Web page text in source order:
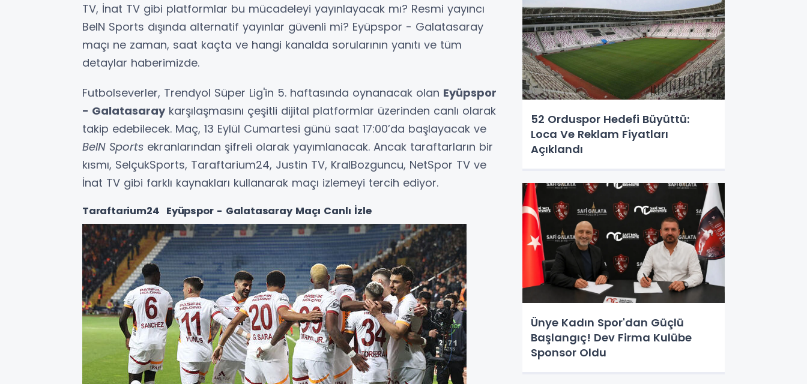
TV, İnat TV gibi platformlar bu mücadeleyi yayınlayacak mı? Resmi yayıncı
BeIN Sports dışında alternatif yayınlar güvenli mi? Eyüpspor - Galatasaray
maçı ne zaman, saat kaçta ve hangi kanalda sorularının yanıtı ve tüm
detaylar haberimizde.
Futbolseverler, Trendyol Süper Lig'in 5. haftasında oynanacak olan Eyüpspor
- Galatasaraykarşılaşmasını çeşitli dijital platformlar üzerinden canlı olarak
takip edebilecek. Maç, 13 Eylül Cumartesi günü saat 17:00’da başlayacak ve
BeIN Sports ekranlarından şifreli olarak yayımlanacak. Ancak taraftarların bir
kısmı, SelçukSports, Taraftarium24, Justin TV, KralBozguncu, NetSpor TV ve
İnat TV gibi farklı kaynakları kullanarak maçı izlemeyi tercih ediyor.
Taraftarium24 Eyüpspor - Galatasaray Maçı Canlı İzle
52 Orduspor Hedefi Büyüttü:
Loca Ve Reklam Fiyatları
Açıklandı
Ünye Kadın Spor'dan Güçlü
Başlangıç! Dev Firma Kulübe
Sponsor Oldu